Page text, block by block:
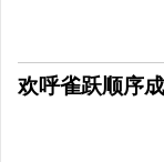
欢呼雀跃顺序